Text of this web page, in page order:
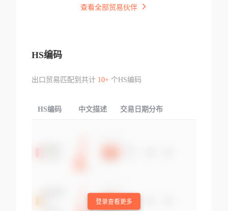
查看全部贸易伙伴
HS编码
出口贸易匹配到共计 10+个HS编码
HS编码 中文描述 交易日期分布
登录查看更多